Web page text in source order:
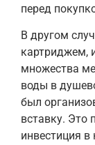
перед
В другом
картриджем,
множества
воды в
был
вставку. Это
инвестиция в